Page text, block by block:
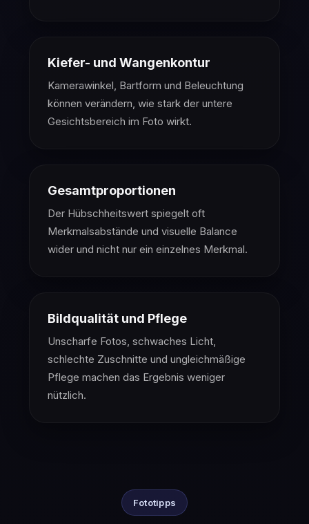
Kiefer- und Wangenkontur
Kamerawinkel, Bartform und Beleuchtung
können verändern, wie stark der untere
Gesichtsbereich im Foto wirkt.
Gesamtproportionen
Der Hübschheitswert spiegelt oft
Merkmalsabstände und visuelle Balance
wider und nicht nur ein einzelnes Merkmal.
Bildqualität und Pflege
Unscharfe Fotos, schwaches Licht,
schlechte Zuschnitte und ungleichmäßige
Pflege machen das Ergebnis weniger
nützlich.
Fototipps